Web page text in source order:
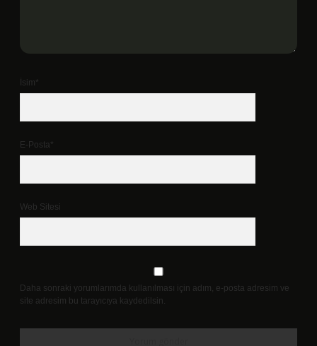
İsim*
E-Posta*
Web Sitesi
Daha sonraki yorumlarımda kullanılması için adım, e-posta adresim ve
site adresim bu tarayıcıya kaydedilsin.